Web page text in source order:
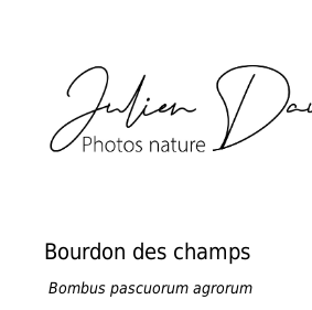
Bourdon des champs
Bombus pascuorum agrorum